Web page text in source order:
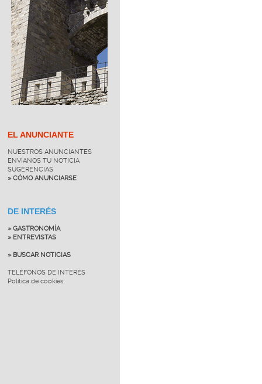
EL ANUNCIANTE
NUESTROS ANUNCIANTES
ENVÍANOS TU NOTICIA
SUGERENCIAS
» CÓMO ANUNCIARSE
DE INTERÉS
» GASTRONOMÍA
» ENTREVISTAS
» BUSCAR NOTICIAS
TELÉFONOS DE INTERÉS
Política de cookies